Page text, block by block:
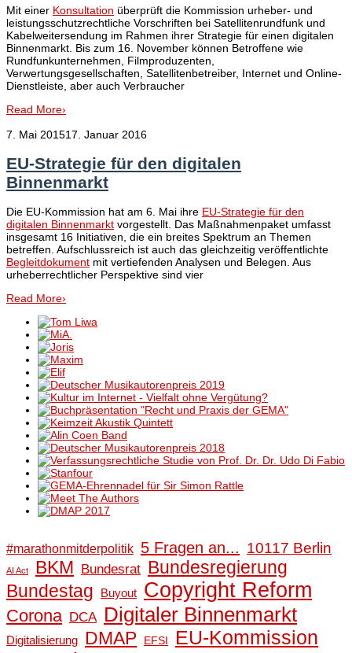
Mit einer Konsultation überprüft die Kommission urheber- und
leistungsschutzrechtliche Vorschriften bei Satellitenrundfunk und
Kabelweitersendung im Rahmen ihrer Strategie für einen digitalen
Binnenmarkt. Bis zum 16. November können Betroffene wie
Rundfunkunternehmen, Filmproduzenten,
Verwertungsgesellschaften, Satellitenbetreiber, Internet und Online-
Dienstleiste, aber auch Verbraucher
Read More›
7. Mai 201517. Januar 2016
EU-Strategie für den digitalen
Binnenmarkt
Die EU-Kommission hat am 6. Mai ihre EU-Strategie für den
digitalen Binnenmarkt vorgestellt. Das Maßnahmenpaket umfasst
insgesamt 16 Initiativen, die ein breites Spektrum an Themen
betreffen. Aufschlussreich ist auch das gleichzeitig veröffentlichte
Begleitdokument mit vertiefenden Analysen und Belegen. Aus
urheberrechtlicher Perspektive sind vier
Read More›
#marathonmitderpolitik 5 Fragen an... 10117 Berlin
AI Act BKM Bundesrat Bundesregierung
Bundestag
Buyout Copyright Reform
Corona DCA Digitaler Binnenmarkt
Digitalisierung DMAP EFSI EU-Kommission